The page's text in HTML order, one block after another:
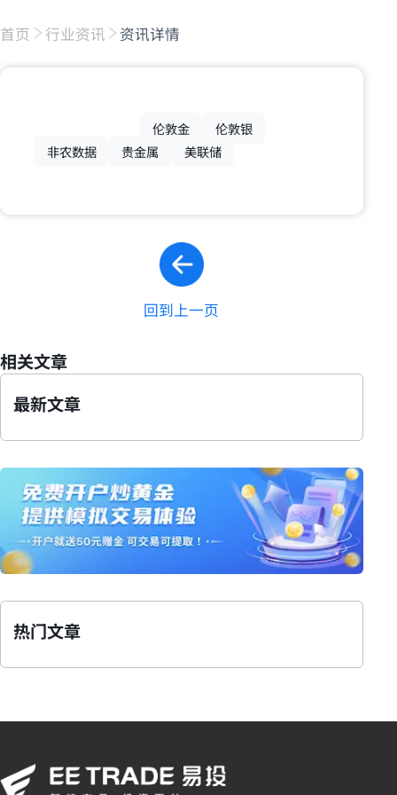
首页 行业资讯 资讯详情
伦敦金
伦敦银
非农数据
贵金属 美联储
回到上一页
相关文章
最新文章
热门文章